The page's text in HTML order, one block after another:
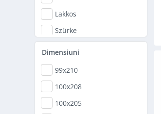
Lakkos
Szürke
Dimensiuni
99x210
100x208
100x205